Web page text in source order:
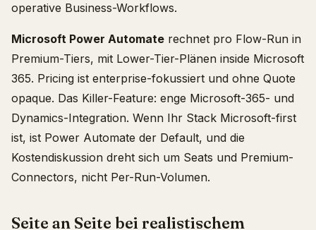
operative Business-Workflows.
Microsoft Power Automate rechnet pro Flow-Run in
Premium-Tiers, mit Lower-Tier-Plänen inside Microsoft
365. Pricing ist enterprise-fokussiert und ohne Quote
opaque. Das Killer-Feature: enge Microsoft-365- und
Dynamics-Integration. Wenn Ihr Stack Microsoft-first
ist, ist Power Automate der Default, und die
Kostendiskussion dreht sich um Seats und Premium-
Connectors, nicht Per-Run-Volumen.
Seite an Seite bei realistischem